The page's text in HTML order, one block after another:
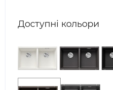
Доступні кольори